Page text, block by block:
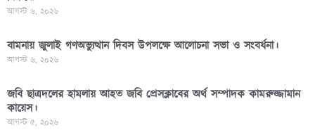
আগস্ট ৬, ২০২৬
বামনায় জুলাই গণঅভ্যুত্থান দিবস উপলক্ষে আলোচনা সভা ও সংবর্ধনা।
আগস্ট ৬, ২০২৬
জবি ছাত্রদলের হামলায় আহত জবি প্রেসক্লাবের অর্থ সম্পাদক কামরুজ্জামান
কায়েস।
আগস্ট ৫, ২০২৬